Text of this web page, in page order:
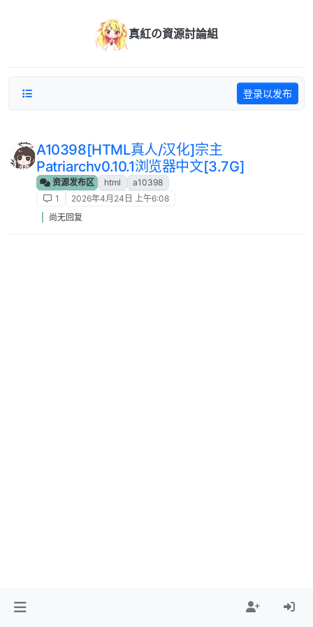
真紅の資源討論組
登录以发布
A10398[HTML真人/汉化]宗主
Patriarchv0.10.1浏览器中文[3.7G]
资源发布区 html
a10398
1
2026年4月24日 上午6:08
尚无回复